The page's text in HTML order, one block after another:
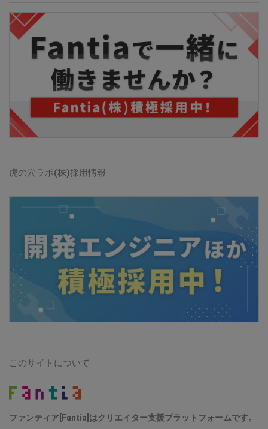
虎の穴ラボ(株)採用情報
このサイトについて
ファンティア[Fantia]はクリエイター支援プラットフォームです。